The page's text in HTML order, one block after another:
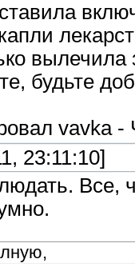
вылечила
будьте
vavka-
23:11:10]